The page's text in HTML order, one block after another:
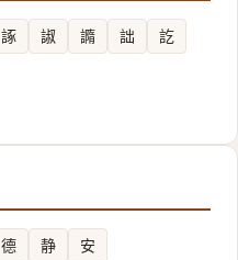
諑 諔 䜏 詘
訖
德 静 安